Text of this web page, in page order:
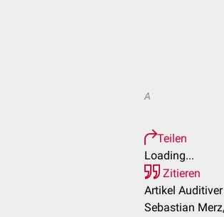
A
Teilen
Loading...
Zitieren
Artikel Auditiver
Sebastian